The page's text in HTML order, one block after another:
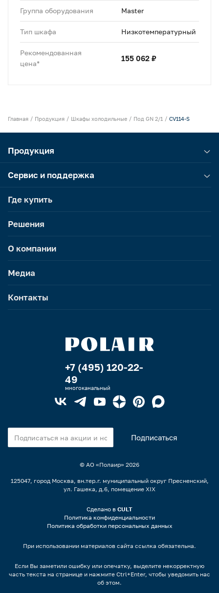
Группа оборудования Master
Тип шкафа Низкотемпературный
Рекомендованная
цена*
155 062 ₽
Главная Продукция Шкафы холодильные Под GN 2/1 CV114-S
Продукция
Сервис и поддержка
Где купить
Решения
О компании
Медиа
Контакты
+7 (495) 120-22-
49
многоканальный
© АО «Полаир» 2026
125047, город Москва, вн.тер.г. муниципальный округ Пресненский,
ул. Гашека, д.6, помещение XIX
Сделано в CULT
Политика конфиденциальности
Политика обработки персональных данных
При использовании материалов сайта ссылка обязательна.
Если Вы заметили ошибку или опечатку, выделите некорректную
часть текста на странице и нажмите Ctrl+Enter, чтобы уведомить нас
об этом.